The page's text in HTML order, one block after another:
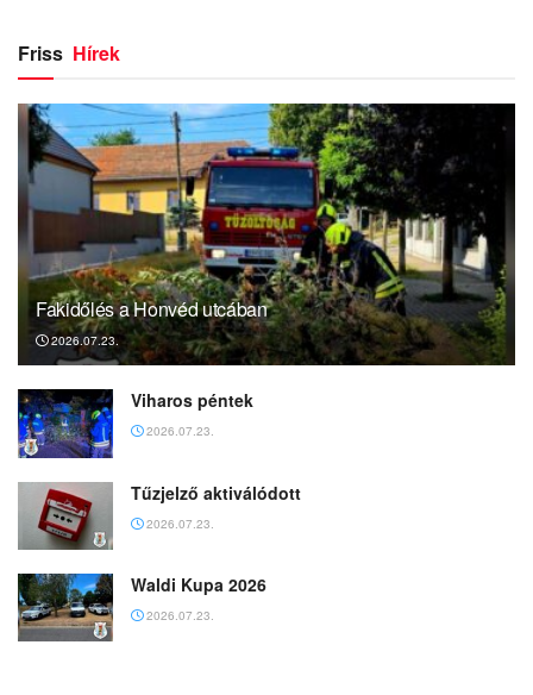
Friss Hírek
Fakidőlés a Honvéd utcában
2026.07.23.
Viharos péntek
2026.07.23.
Tűzjelző aktiválódott
2026.07.23.
Waldi Kupa 2026
2026.07.23.